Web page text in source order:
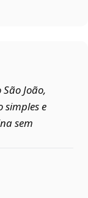
João,
simples e
sem